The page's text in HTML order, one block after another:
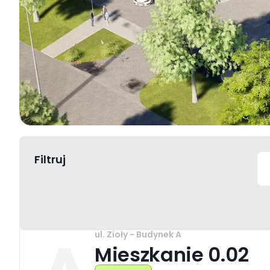
Filtruj
ul. Zioły - Budynek A
Mieszkanie 0.02